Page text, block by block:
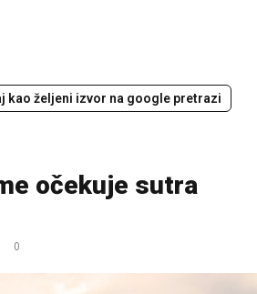
kao željeni izvor na google pretrazi
očekuje sutra
0